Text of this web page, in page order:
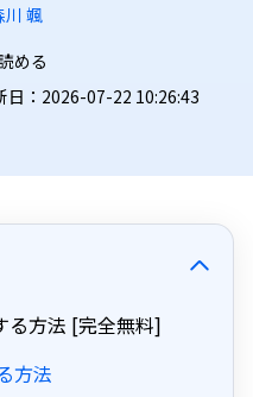
川 颯
める
日：2026-07-22 10:26:43
る方法 [完全無料]
方法